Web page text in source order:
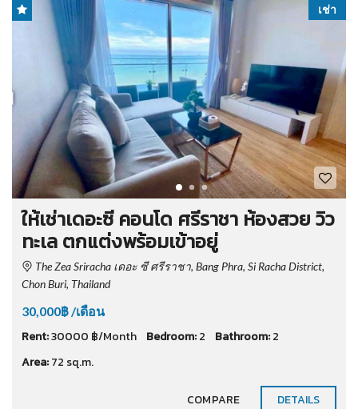
เช่า
ให้เช่าเดอะซี คอนโด ศรีราชา ห้องสวย วิว
ทะเล ตกแต่งพร้อมเข้าอยู่
The Zea Sriracha เดอะ ซี ศรีราชา, Bang Phra, Si Racha District,
Chon Buri, Thailand
30,000฿ /เดือน
Rent:30000 ฿/Month Bedroom:2 Bathroom:2
Area:72 sq.m.
COMPARE DETAILS